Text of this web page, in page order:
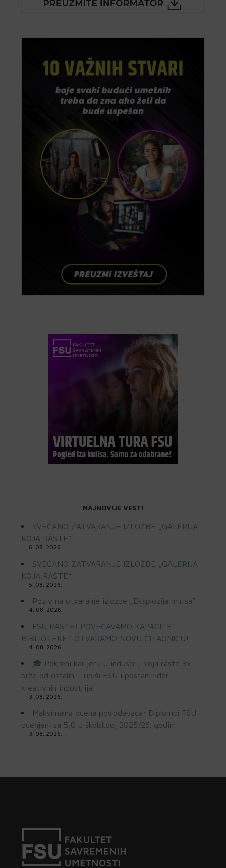
NAJNOVIJE VESTI
SVEČANO ZATVARANJE IZLOŽBE „GALERIJA
KOJA RASTE“
6. 08. 2026.
SVEČANO ZATVARANJE IZLOŽBE „GALERIJA
KOJA RASTE“
5. 08. 2026.
Poziv na otvaranje izložbe „Eksplozija mirisa”
4. 08. 2026.
FSU RASTE! POVEĆAVAMO KAPACITET
BIBLIOTEKE I OTVARAMO NOVU ČITAONICU!
4. 08. 2026.
🎓 Pokreni karijeru u industriji koja raste 3x
brže od ostalih – upiši FSU i postani lider
kreativnih industrija!
3. 08. 2026.
Maksimalna ocena poslodavaca: Diplomci FSU
ocenjeni sa 5,0 u školskooj 2025/26. godini
3. 08. 2026.